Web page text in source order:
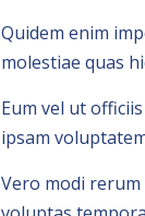
Quidem enim
molestiae quas
Eum vel ut
ipsam
Vero modi rerum